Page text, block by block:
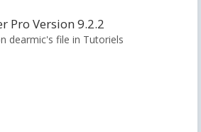
Pro Version 9.2.2
dearmic's file in Tutoriels